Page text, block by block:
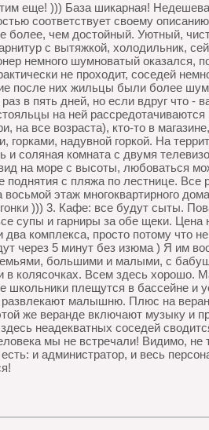
еще! ))) База шикарная!
соответствует своему
более, чем достойный. Уютный,
с вытяжкой, холодильник,
немного шумноватый оказался,
не проходит, соседей
после них жильцы были более
в пять дней, но если вдруг что -
на ней рассредотачиваются
на все возраста), кто-то в
горками, надувной горкой. На
и соляная комната с двумя
на море с высоты, любоваться
поднятия с пляжа по лестнице. Все
восьмой этаж многоквартирного
))) 3. Кафе: все будут сыты.
супы и гарниры за обе щеки.
комплекса, просто потому что
через 5 минут без изюма ) Я им
большими и малыми, с
в колясочках. Всем здесь хорошо.
школьники плещутся в бассейне
малышню. Плюс на
же веранде включают музыку и
здесь неадекватных соседей
мы не встречали! Видимо,
есть: и администратор, и весь